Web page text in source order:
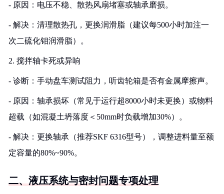
- 原因：电压不稳、散热风扇堵塞或轴承磨损。
- 解决：清理散热孔，更换润滑脂（建议每500小时加注一
次二硫化钼润滑脂）。
2. 搅拌轴卡死或异响
- 诊断：手动盘车测试阻力，听齿轮箱是否有金属摩擦声。
- 原因：轴承损坏（常见于运行超8000小时未更换）或物料
超载（如混凝土坍落度＜50mm时负载增加30%）。
- 解决：更换轴承（推荐SKF 6316型号），调整进料量至额
定容量的80%~90%。
二、液压系统与密封问题专项处理